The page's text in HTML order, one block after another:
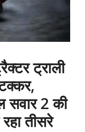
ट्राली
सवार 2 की
तीसरे